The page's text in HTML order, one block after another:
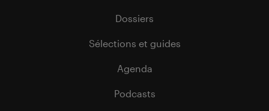
Dossiers
Sélections et guides
Agenda
Podcasts